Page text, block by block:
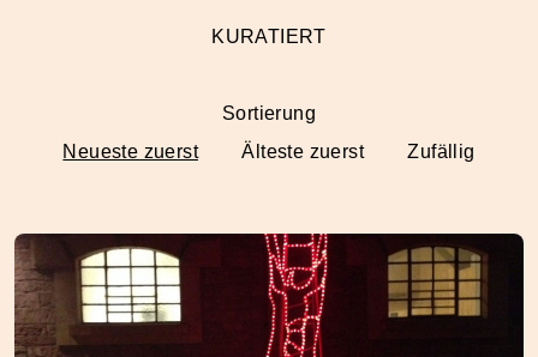
KURATIERT
Sortierung
Neueste zuerst
Älteste zuerst Zufällig